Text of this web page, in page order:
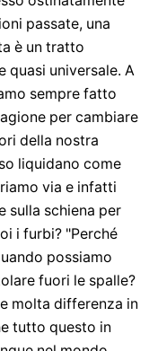
passate, una
è un tratto
quasi universale. A
sempre fatto
per cambiare
della nostra
liquidano come
via e infatti
sulla schiena per
i furbi? "Perché
possiamo
fuori le spalle?
molta differenza in
tutto questo in